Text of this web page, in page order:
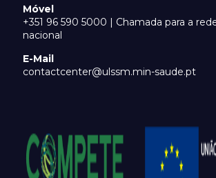
Móvel
+351 96 590 5000 | Chamada para a
nacional
E-Mail
contactcenter@ulssm.min-saude.pt